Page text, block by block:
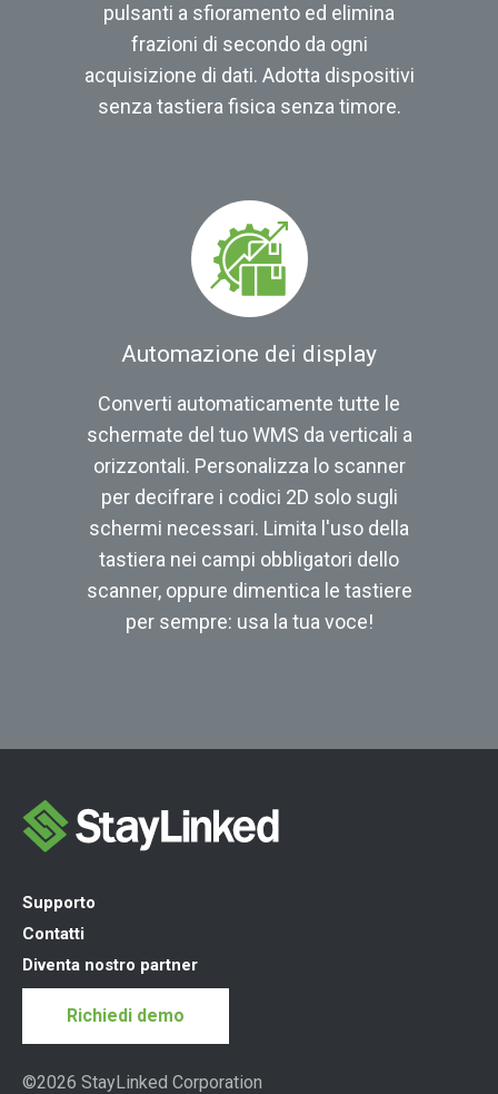
pulsanti a sfioramento ed elimina
frazioni di secondo da ogni
acquisizione di dati. Adotta dispositivi
senza tastiera fisica senza timore.
Automazione dei display
Converti automaticamente tutte le
schermate del tuo WMS da verticali a
orizzontali. Personalizza lo scanner
per decifrare i codici 2D solo sugli
schermi necessari. Limita l'uso della
tastiera nei campi obbligatori dello
scanner, oppure dimentica le tastiere
per sempre: usa la tua voce!
Supporto
Contatti
Diventa nostro partner
Richiedi demo
©2026 StayLinked Corporation